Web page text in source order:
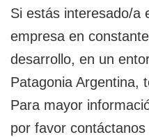
Si estás interesado/a
empresa en
desarrollo, en un
Patagonia Argentina,
Para mayor
por favor contáctanos